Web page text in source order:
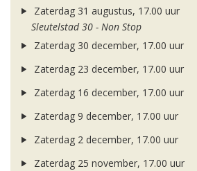
Zaterdag 31 augustus, 17.00 uur
Sleutelstad 30 - Non Stop
Zaterdag 30 december, 17.00 uur
Zaterdag 23 december, 17.00 uur
Zaterdag 16 december, 17.00 uur
Zaterdag 9 december, 17.00 uur
Zaterdag 2 december, 17.00 uur
Zaterdag 25 november, 17.00 uur